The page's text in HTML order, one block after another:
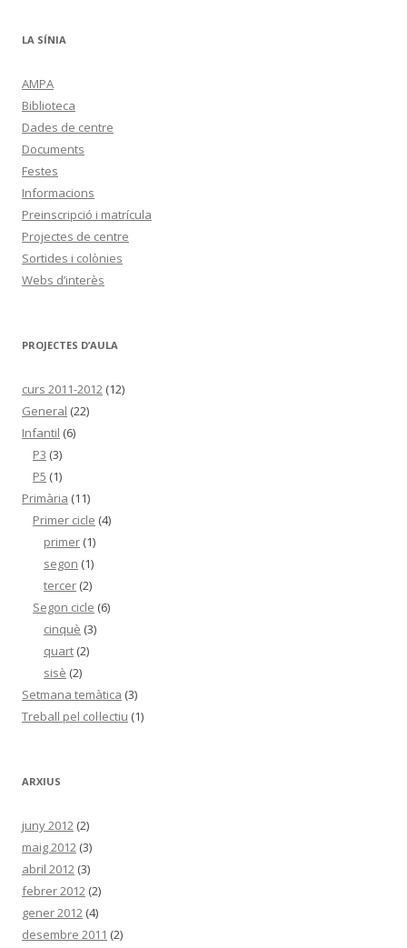
LA SÍNIA
AMPA
Biblioteca
Dades de centre
Documents
Festes
Informacions
Preinscripció i matrícula
Projectes de centre
Sortides i colònies
Webs d’interès
PROJECTES D’AULA
curs 2011-2012 (12)
General (22)
Infantil (6)
P3 (3)
P5 (1)
Primària (11)
Primer cicle (4)
primer (1)
segon (1)
tercer (2)
Segon cicle (6)
cinquè (3)
quart (2)
sisè (2)
Setmana temàtica (3)
Treball pel col·lectiu (1)
ARXIUS
juny 2012 (2)
maig 2012 (3)
abril 2012 (3)
febrer 2012 (2)
gener 2012 (4)
desembre 2011 (2)